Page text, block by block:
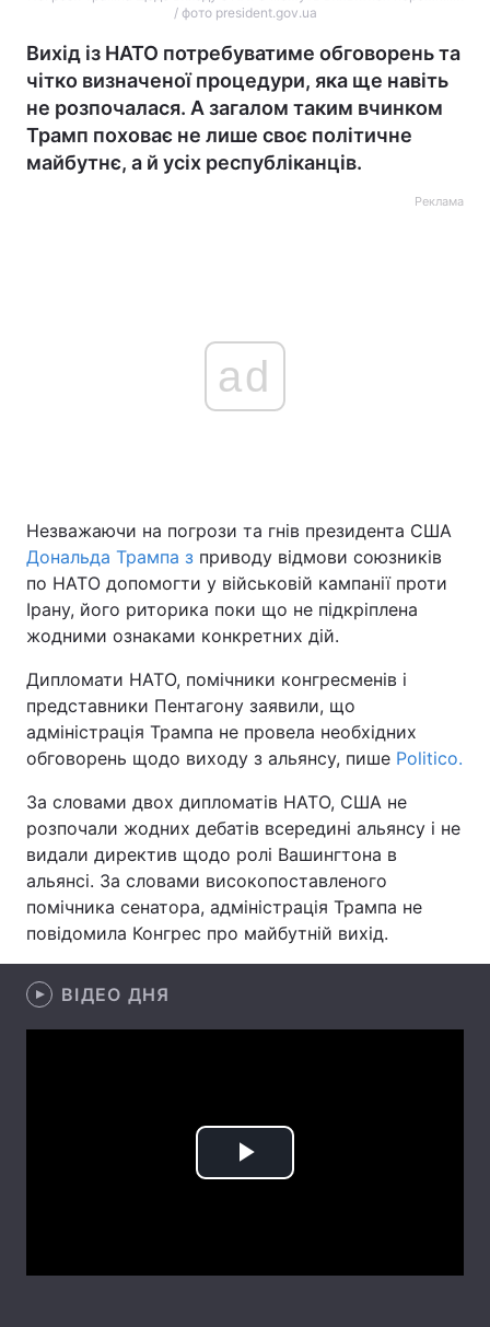
Економіка Світ
Спорт
Техно і зв'язок Лайт
Інциденти
Здоров'я Туризм
Погода
Екологія Регіони
Лонгріди
Інтерв'ю
/ фото president.gov.ua
Вихід із НАТО потребуватиме обговорень та
чітко визначеної процедури, яка ще навіть
не розпочалася. А загалом таким вчинком
Трамп поховає не лише своє політичне
майбутнє, а й усіх республіканців.
Реклама
ad
Незважаючи на погрози та гнів президента США
Дональда Трампа з приводу відмови союзників
по НАТО допомогти у військовій кампанії проти
Ірану, його риторика поки що не підкріплена
жодними ознаками конкретних дій.
Дипломати НАТО, помічники конгресменів і
представники Пентагону заявили, що
адміністрація Трампа не провела необхідних
обговорень щодо виходу з альянсу, пише Politico.
За словами двох дипломатів НАТО, США не
розпочали жодних дебатів всередині альянсу і не
видали директив щодо ролі Вашингтона в
альянсі. За словами високопоставленого
помічника сенатора, адміністрація Трампа не
повідомила Конгрес про майбутній вихід.
ВІДЕО ДНЯ
Play